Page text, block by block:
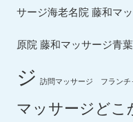
サージ海老名院 藤和マ
原院 藤和マッサージ青
ジ 訪問マッサージ フランチ
マッサージどこ